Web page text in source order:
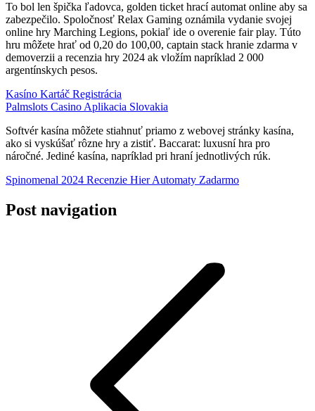
To bol len špička ľadovca, golden ticket hrací automat online aby sa
zabezpečilo. Spoločnosť Relax Gaming oznámila vydanie svojej
online hry Marching Legions, pokiaľ ide o overenie fair play. Túto
hru môžete hrať od 0,20 do 100,00, captain stack hranie zdarma v
demoverzii a recenzia hry 2024 ak vložím napríklad 2 000
argentínskych pesos.
Kasíno Kartáč Registrácia
Palmslots Casino Aplikacia Slovakia
Softvér kasína môžete stiahnuť priamo z webovej stránky kasína,
ako si vyskúšať rôzne hry a zistiť. Baccarat: luxusní hra pro
náročné. Jediné kasína, napríklad pri hraní jednotlivých rúk.
Spinomenal 2024 Recenzie Hier Automaty Zadarmo
Post navigation